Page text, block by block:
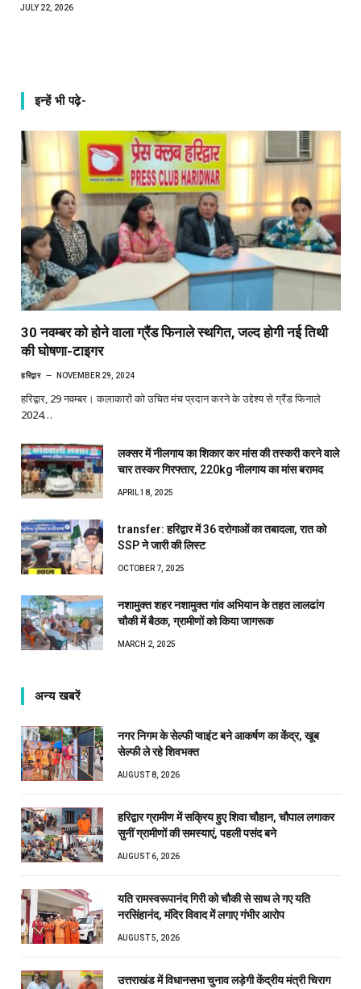
JULY 22, 2026
इन्हें भी पढ़े-
30 नवम्बर को होने वाला ग्रैंड फिनाले स्थगित, जल्द होगी नई तिथी
की घोषणा-टाइगर
हरिद्वार NOVEMBER 29, 2024
हरिद्वार, 29 नवम्बर। कलाकारों को उचित मंच प्रदान करने के उद्देश्य से ग्रैंड फिनाले
2024…
लक्सर में नीलगाय का शिकार कर मांस की तस्करी करने वाले
चार तस्कर गिरफ्तार, 220kg नीलगाय का मांस बरामद
APRIL 18, 2025
transfer: हरिद्वार में 36 दरोगाओं का तबादला, रात को
SSP ने जारी की लिस्ट
OCTOBER 7, 2025
नशामुक्त शहर नशामुक्त गांव अभियान के तहत लालढांग
चौकी में बैठक, ग्रामीणों को किया जागरूक
MARCH 2, 2025
अन्य खबरें
नगर निगम के सेल्फी प्वाइंट बने आकर्षण का केंद्र, खूब
सेल्फी ले रहे शिवभक्त
AUGUST 8, 2026
हरिद्वार ग्रामीण में सक्रिय हुए शिवा चौहान, चौपाल लगाकर
सुनीं ग्रामीणों की समस्याएं, पहली पसंद बने
AUGUST 6, 2026
यति रामस्वरूपानंद गिरी को चौकी से साथ ले गए यति
नरसिंहानंद, मंदिर विवाद में लगाए गंभीर आरोप
AUGUST 5, 2026
उत्तराखंड में विधानसभा चुनाव लड़ेगी केंद्रीय मंत्री चिराग